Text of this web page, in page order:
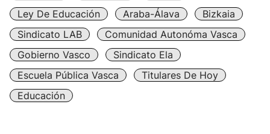
Ley De Educación
Araba-Álava
Bizkaia
Sindicato LAB
Comunidad Autonóma Vasca
Gobierno Vasco
Sindicato Ela
Escuela Pública Vasca
Titulares De Hoy
Educación